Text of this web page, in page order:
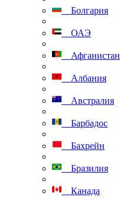
Болгария
ОАЭ
Афганистан
Албания
Австралия
Барбадос
Бахрейн
Бразилия
Канада